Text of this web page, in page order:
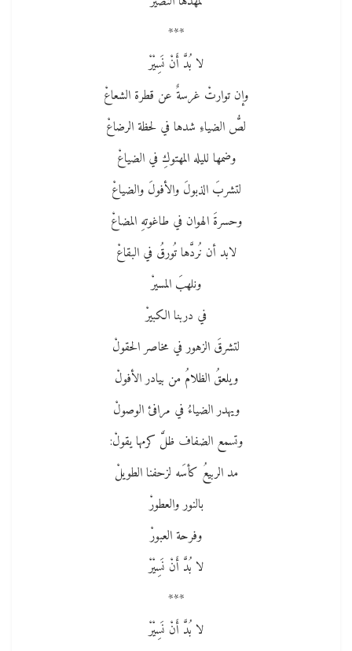
***
لا بُدَّ أَنْ نَسِيْرْ
وإن توارتْ غرسةٌ عن قطرة الشعاعْ
لصُّ الضياءِ شدها في لحظة الرضاعْ
وضمها لليله المهتوكِ في الضياعْ
لتشربَ الذبولَ والأفولَ والضياعْ
وحسرةَ الهوان في طاغوتهِ المضاعْ
لابد أن نُردَّها تُورقُ في البقاعْ
ونلهبَ المسيرْ
في دربنا الكبيرْ
لتشرقَ الزهور في مخاصر الحقولْ
ويلعقُ الظلامُ من بيادر الأفولْ
ويهدر الضياءُ في مرافئ الوصولْ
وتسمع الضفاف ظلَّ كرمها يقولْ:
مد الربيعُ كأسَه لزحفنا الطويلْ
بالنور والعطورْ
وفرحة العبورْ
لا بُدَّ أَنْ نَسِيْرْ
***
لا بُدَّ أَنْ نَسِيْرْ